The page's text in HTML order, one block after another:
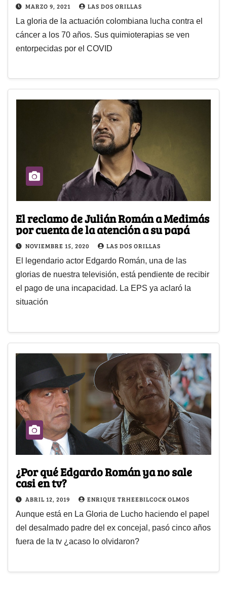
MARZO 9, 2021 LAS DOS ORILLAS
La gloria de la actuación colombiana lucha contra el
cáncer a los 70 años. Sus quimioterapias se ven
entorpecidas por el COVID
El reclamo de Julián Román a Medimás
por cuenta de la atención a su papá
NOVIEMBRE 15, 2020 LAS DOS ORILLAS
El legendario actor Edgardo Román, una de las
glorias de nuestra televisión, está pendiente de recibir
el pago de una incapacidad. La EPS ya aclaró la
situación
¿Por qué Edgardo Román ya no sale
casi en tv?
ABRIL 12, 2019 ENRIQUE TRHEEBILCOCK OLMOS
Aunque está en La Gloria de Lucho haciendo el papel
del desalmado padre del ex concejal, pasó cinco años
fuera de la tv ¿acaso lo olvidaron?